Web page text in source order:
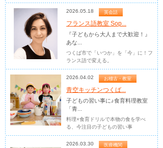
2026.05.18 英会話
フランス語教室 Sop...
『子どもから大人まで大歓迎！』
あな...
つくば市で「いつか」を「今」に！フ
ランス語で変える。
2026.04.02 お稽古・教室
青空キッチンつくば...
子どもの習い事に♪食育料理教室
「青...
料理×食育ドリルで本物の食を学べ
る、今注目の子どもの習い事
2026.03.30 医療機関